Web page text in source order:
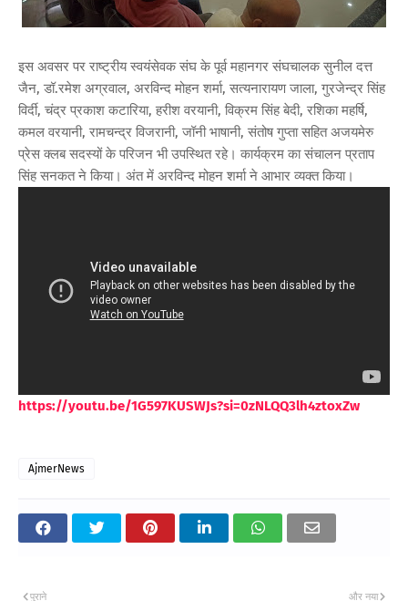
इस अवसर पर राष्ट्रीय स्वयंसेवक संघ के पूर्व महानगर संघचालक सुनील दत्त
जैन, डॉ.रमेश अग्रवाल, अरविन्द मोहन शर्मा, सत्यनारायण जाला, गुरजेन्द्र सिंह
विर्दी, चंद्र प्रकाश कटारिया, हरीश वरयानी, विक्रम सिंह बेदी, रशिका महर्षि,
कमल वरयानी, रामचन्द्र विजरानी, जॉनी भाषानी, संतोष गुप्ता सहित अजयमेरु
प्रेस क्लब सदस्यों के परिजन भी उपस्थित रहे। कार्यक्रम का संचालन प्रताप
सिंह सनकत ने किया। अंत में अरविन्द मोहन शर्मा ने आभार व्यक्त किया।
https://youtu.be/1G597KUSWJs?si=0zNLQQ3lh4ztoxZw
AjmerNews
और नया
पुराने